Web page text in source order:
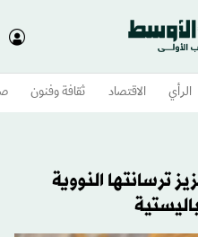
الرأي الاقتصاد ثقافة وفنون
ترسانتها النووية